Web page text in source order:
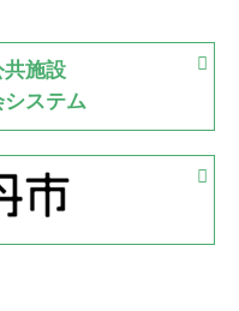
催
部
施設
ステム